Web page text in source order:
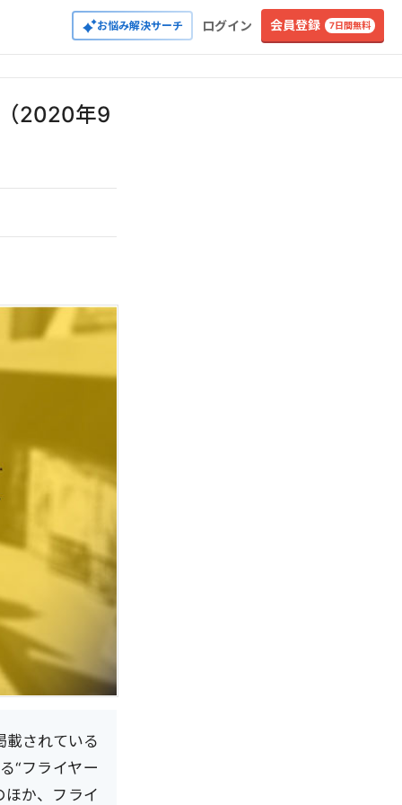
お悩み解決サーチ ログイン 会員登録 7日間無料
2020年9
されている
“フライヤー
ほか、フライ